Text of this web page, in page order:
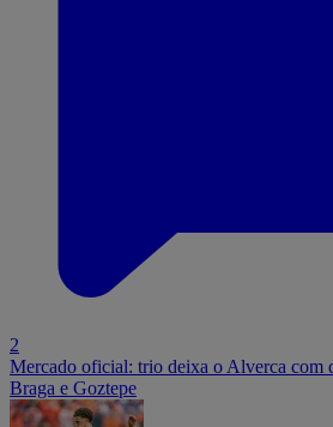
2
Mercado oficial: trio deixa o Alverca com
Braga e Goztepe